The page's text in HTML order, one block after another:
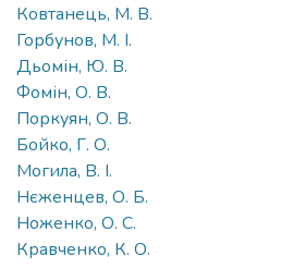
Ковтанець, М. В.
Горбунов, М. І.
Дьомін, Ю. В.
Фомін, О. В.
Поркуян, О. В.
Бойко, Г. О.
Могила, В. І.
Нєженцев, О. Б.
Ноженко, О. С.
Кравченко, К. О.